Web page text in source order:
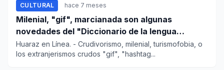
CULTURAL hace 7 meses
Milenial, "gif", marcianada son algunas
novedades del "Diccionario de la lengua
española"
Huaraz en Línea. - Crudivorismo, milenial, turismofobia, o
los extranjerismos crudos "gif", "hashtag...